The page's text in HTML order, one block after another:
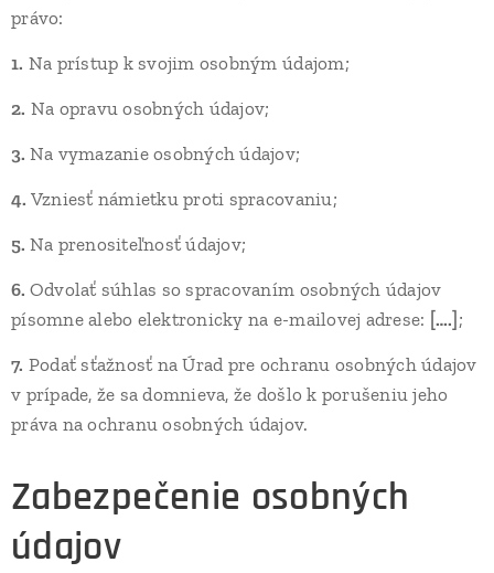
právo:
1. Na prístup k svojim osobným údajom;
2. Na opravu osobných údajov;
3. Na vymazanie osobných údajov;
4. Vzniesť námietku proti spracovaniu;
5. Na prenositeľnosť údajov;
6. Odvolať súhlas so spracovaním osobných údajov
písomne alebo elektronicky na e-mailovej adrese: [….] ;
7. Podať sťažnosť na Úrad pre ochranu osobných údajov
v prípade, že sa domnieva, že došlo k porušeniu jeho
práva na ochranu osobných údajov.
Zabezpečenie osobných
údajov